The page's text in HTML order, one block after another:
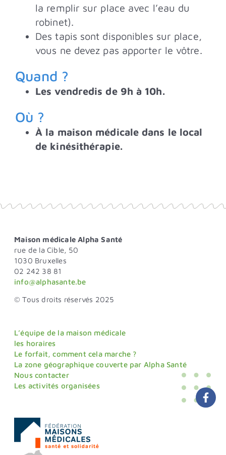
la remplir sur place avec l’eau du
robinet).
Des tapis sont disponibles sur place,
vous ne devez pas apporter le vôtre.
Quand ?
Les vendredis de 9h à 10h.
Où ?
À la maison médicale dans le local
de kinésithérapie.
Maison médicale Alpha Santé
rue de la Cible, 50
1030 Bruxelles
02 242 38 81
info@alphasante.be
© Tous droits réservés 2025
L’équipe de la maison médicale
les horaires
Le forfait, comment cela marche ?
La zone géographique couverte par Alpha Santé
Nous contacter
Les activités organisées